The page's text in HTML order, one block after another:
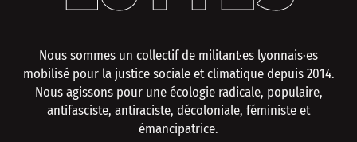
Nous sommes un collectif de militant·es lyonnais·es
mobilisé pour la justice sociale et climatique depuis 2014.
Nous agissons pour une écologie radicale, populaire,
antifasciste, antiraciste, décoloniale, féministe et
émancipatrice.